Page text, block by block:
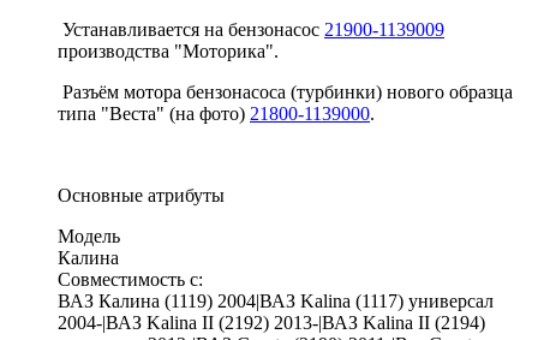
Устанавливается на бензонасос 21900-1139009
производства "Моторика".
Разъём мотора бензонасоса (турбинки) нового образца
типа "Веста" (на фото) 21800-1139000.
Основные атрибуты
Модель
Калина
Совместимость с:
ВАЗ Калина (1119) 2004|ВАЗ Kalina (1117) универсал
2004-|ВАЗ Kalina II (2192) 2013-|ВАЗ Kalina II (2194)